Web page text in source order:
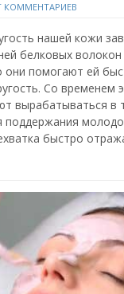
КОММЕНТАРИЕВ
нашей кожи
белковых волокон
они помогают ей
Со временем
вырабатываться в
поддержания
быстро